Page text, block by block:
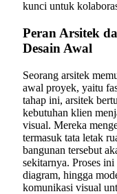
kunci untuk
Peran Arsitek
Desain Awal
Seorang arsitek
awal proyek, yaitu
tahap ini, arsitek
kebutuhan klien
visual. Mereka
termasuk tata letak
bangunan tersebut
sekitarnya. Proses
diagram, hingga
komunikasi visual